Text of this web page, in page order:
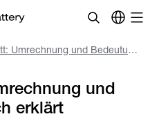
1 kWh in Watt: Umrechnung und Bedeutung einfach erklärt
und